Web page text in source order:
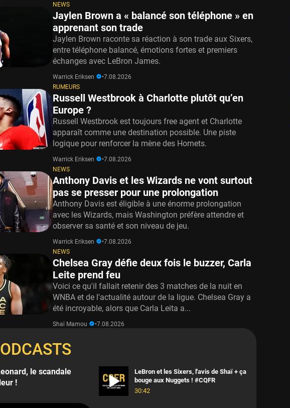
NEWS
Jaylen Brown a « balancé son téléphone » en
apprenant son trade
Jaylen Brown raconte sa réaction à son trade aux Sixers,
entre téléphone balancé, émotions fortes et premiers
échanges avec LeBron James.
Warrick Eriksen •7.08.2026
RUMEURS
Russell Westbrook à Charlotte plutôt qu’en
Europe ?
Russell Westbrook est toujours free agent et Charlotte
apparaît comme une destination possible. Une piste
logique pour renforcer la mène des Hornets.
Warrick Eriksen •7.08.2026
NEWS
Anthony Davis et les Wizards ne vont surtout
pas se presser pour une prolongation
Anthony Davis est éligible à une énorme prolongation
avec les Wizards, mais Washington préfère attendre et
observer sa santé et son niveau de jeu.
Warrick Eriksen •7.08.2026
NEWS
Chelsea Gray défie deux fois le buzzer, Carla
Leite prend feu
Voici ce qu'il fallait retenir des 3 matches de la nuit en
WNBA et de l'actualité autour de la ligue. Chelsea Gray a
été incroyable, alors que Carla Leita a...
Shaï Mamou •7.08.2026
le scandale
!
LeBron et les Sixers, l'avis de Shaï + ça
bouge aux Nuggets ! #CQFR
30:42